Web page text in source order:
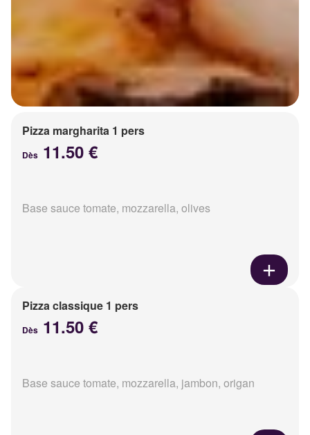
Pizza margharita 1 pers
Dès 11.50 €
Base sauce tomate, mozzarella, olives
Pizza classique 1 pers
Dès 11.50 €
Base sauce tomate, mozzarella, jambon, origan